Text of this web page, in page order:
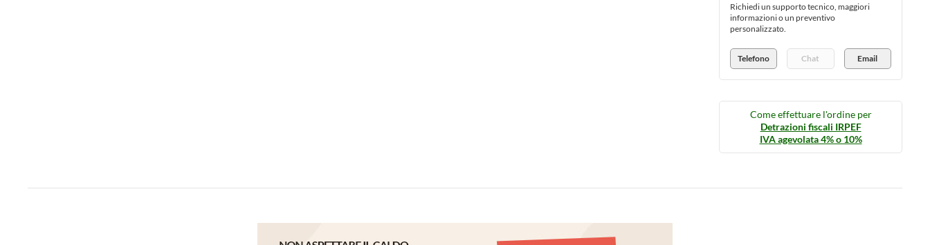
Richiedi un supporto tecnico, maggiori
informazioni o un preventivo
personalizzato.
Telefono Chat Email
Come effettuare l'ordine per
Detrazioni fiscali IRPEF
IVA agevolata 4% o 10%